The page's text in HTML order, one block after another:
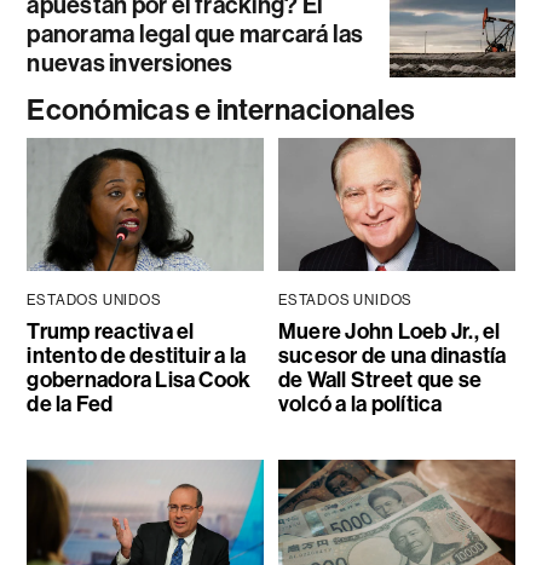
panorama legal que marcará las
nuevas inversiones
Económicas e internacionales
ESTADOS UNIDOS
Trump reactiva el
intento de destituir a la
gobernadora Lisa Cook
de la Fed
ESTADOS UNIDOS
Muere John Loeb Jr., el
sucesor de una dinastía
de Wall Street que se
volcó a la política